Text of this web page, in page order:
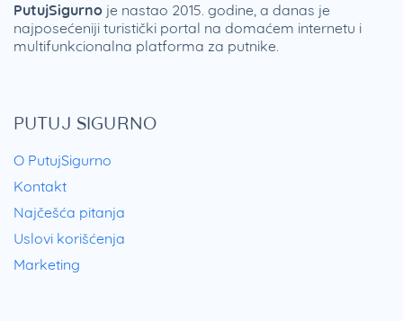
PUTUJ SIGURNO
O PutujSigurno
Kontakt
Najčešća pitanja
Uslovi korišćenja
Marketing
PutujSigurno je nastao 2015. godine, a danas je
najposećeniji turistički portal na domaćem internetu i
multifunkcionalna platforma za putnike.